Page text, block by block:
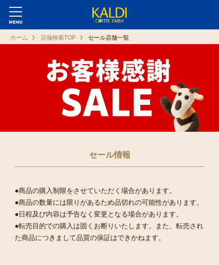
ホーム 店舗検索TOP セール店舗一覧
セール情報
●商品の購入制限をさせていただく場合があります。
●商品の数量には限りがあるため品切れの可能性があります。
●日程及び内容は予告なく変更となる場合があります。
●転売目的での購入は固くお断りいたします。また、転売され
た商品につきまして品質の保証はできかねます。